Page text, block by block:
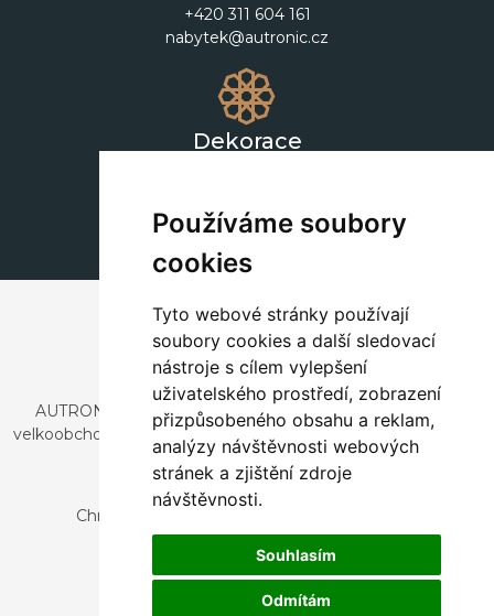
Používáme soubory
cookies
Tyto webové stránky používají
soubory cookies a další sledovací
nástroje s cílem vylepšení
uživatelského prostředí, zobrazení
přizpůsobeného obsahu a reklam,
analýzy návštěvnosti webových
stránek a zjištění zdroje
návštěvnosti.
Souhlasím
Odmítám
+420 311 604 161
nabytek@autronic.cz
Dekorace
AUTRONIC, s.r.o. je společnost zabývající se dovozem a
velkoobchodním prodejem designového i stylového nábytku
a dekorací.
Česká republika
Chrustenice 270, 267 12 Loděnice u Berouna
Slovensko
Nová 366, 032 02 Závažná Poruba